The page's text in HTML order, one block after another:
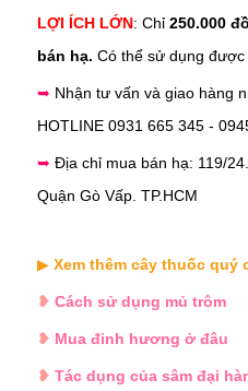
LỢI ÍCH LỚN: Chỉ 250.000
bán hạ. Có thể sử dụng được
➥ Nhận tư vấn và giao hàng
HOTLINE 0931 665 345 -
➥ Địa chỉ mua bán hạ: 119/
Quận Gò Vấp. TP.HCM
▶ Xem thêm cây thuốc quý
❥ Cách sử dụng mủ trôm
❥ Mua đinh hương ở đâu
❥ Tác dụng của sâm đại